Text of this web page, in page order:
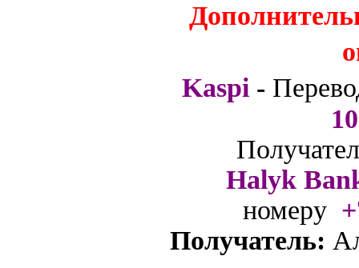
Kaspi -
Halyk
номеру
Получатель: